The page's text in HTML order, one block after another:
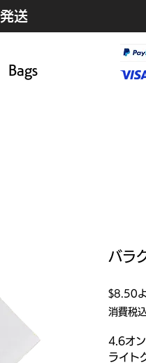
送
Bags
バラ
$8.50
消費税
4.6オ
ライト